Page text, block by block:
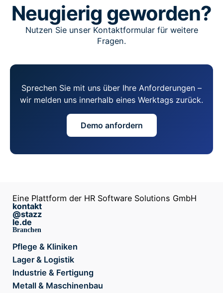
Neugierig geworden?
Nutzen Sie unser Kontaktformular für weitere
Fragen.
Sprechen Sie mit uns über Ihre Anforderungen –
wir melden uns innerhalb eines Werktags zurück.
Demo anfordern
Eine Plattform der HR Software Solutions GmbH
kontakt
@stazz
le.de
Branchen
Pflege & Kliniken
Lager & Logistik
Industrie & Fertigung
Metall & Maschinenbau